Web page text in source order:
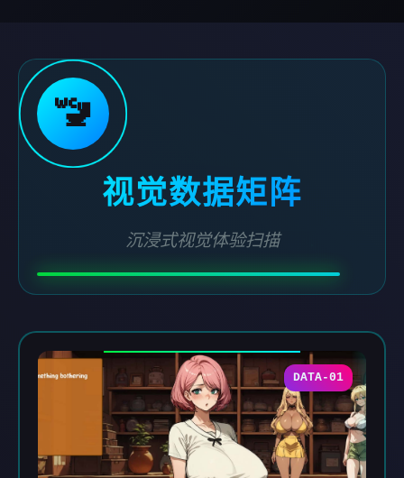
🚾
视觉数据矩阵
沉浸式视觉体验扫描
DATA-01